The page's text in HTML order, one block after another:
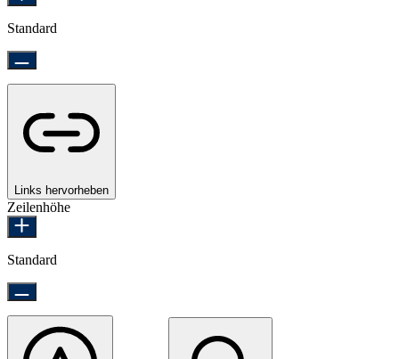
Standard
Links hervorheben
Zeilenhöhe
Standard